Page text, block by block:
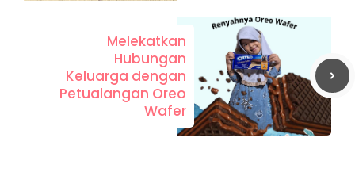
Melekatkan
Hubungan
Keluarga dengan
Petualangan Oreo
Wafer